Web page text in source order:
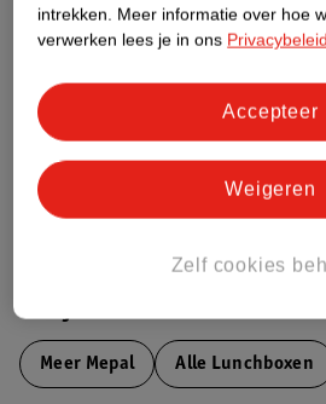
Nature Impact Score
Meer informatie
Bestel & Bezorginformatie
Bekijk ook
Meer Mepal Alle Lunchboxen
intrekken. Meer informatie over hoe
verwerken lees je in ons Privacybeleid
Zelf cookies
Weigeren
Accepteer